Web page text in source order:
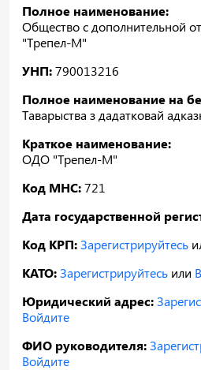
Полное наименование:
Общество с дополнительной
"Трепел-М"
УНП:790013216
Полное наименование на
Таварыства з дадатковай
Краткое наименование:
ОДО "Трепел-М"
Код МНС:721
Дата государственной
Код КРП:Зарегистрируйтесь
КАТО:Зарегистрируйтесь или
Юридический адрес:
Войдите
ФИО руководителя:
Войдите